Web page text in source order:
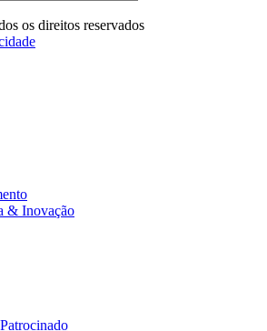
os direitos reservados
& Inovação